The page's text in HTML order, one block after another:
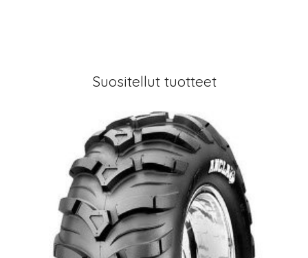
Suositellut tuotteet